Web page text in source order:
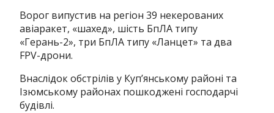
Ворог випустив на регіон 39 некерованих
авіаракет, «шахед», шість БпЛА типу
«Герань-2», три БпЛА типу «Ланцет» та два
FPV-дрони.
Внаслідок обстрілів у Куп’янському районі та
Ізюмському районах пошкоджені господарчі
будівлі.